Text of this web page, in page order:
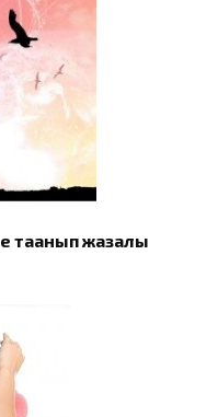
таанып жазалы